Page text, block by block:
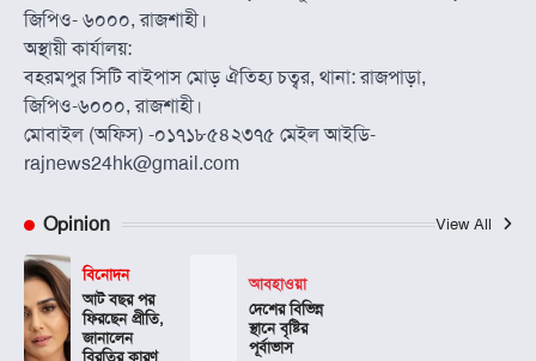
জিপিও- ৬০০০, রাজশাহী।
অস্থায়ী কার্যালয়:
বহরমপুর সিটি বাইপাস মোড় ঐতিহ্য চত্বর, থানা: রাজপাড়া,
জিপিও-৬০০০, রাজশাহী।
মোবাইল (অফিস) -০১৭১৮৫৪২৩৭৫ মেইল আইডি-
rajnews24hk@gmail.com
Opinion View All
বিনোদন
আট বছর পর
ফিরছেন প্রীতি,
জানালেন
আবহাওয়া
দেশের বিভিন্ন
স্থানে বৃষ্টির
পূর্বাভাস